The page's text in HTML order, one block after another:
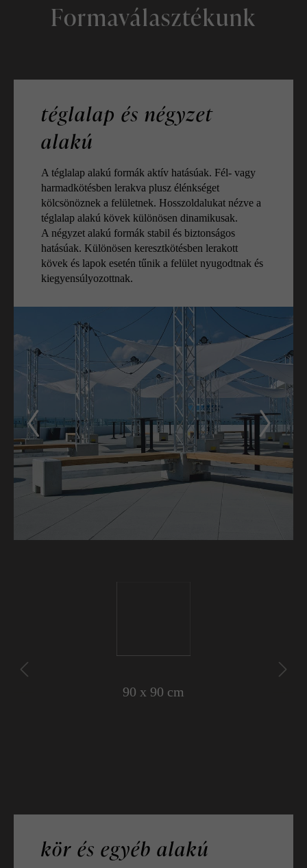
Formaválasztékunk
téglalap és négyzet
alakú
A téglalap alakú formák aktív hatásúak. Fél- vagy
harmadkötésben lerakva plusz élénkséget
kölcsönöznek a felületnek. Hosszoldalukat nézve a
téglalap alakú kövek különösen dinamikusak.
A négyzet alakú formák stabil és biztonságos
hatásúak. Különösen keresztkötésben lerakott
kövek és lapok esetén tűnik a felület nyugodtnak és
kiegyensúlyozottnak.
60 x 15 cm
kör és egyéb alakú